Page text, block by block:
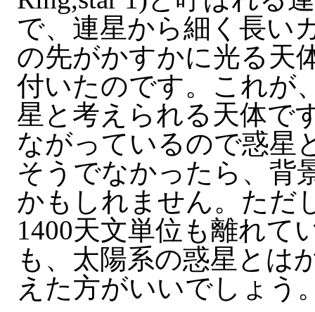
で、連星から細く長い
の先がかすかに光る天
付いたのです。これが
星と考えられる天体で
ながっているので惑星
そうでなかったら、背
かもしれません。ただ
1400天文単位も離れて
も、太陽系の惑星とは
えた方がいいでしょう